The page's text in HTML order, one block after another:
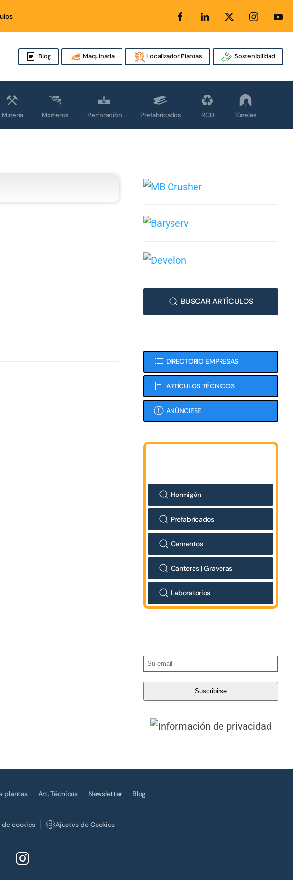
Blog Maquinaria Localizador Plantas Sostenibilidad
Minería Morteros Perforación Prefabricados RCD Túneles
BUSCAR ARTÍCULOS
DIRECTORIO EMPRESAS
ARTÍCULOS TÉCNICOS
ANÚNCIESE
Hormigón
Prefabricados
Cementos
Canteras | Graveras
Laboratorios
plantas Art. Técnicos Newsletter Blog
de cookies Ajustes de Cookies